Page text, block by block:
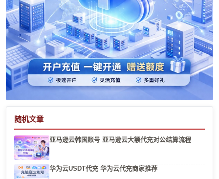
随机文章
亚马逊云韩国账号 亚马逊云大额代充对公结算流程
华为云USDT代充 华为云代充商家推荐